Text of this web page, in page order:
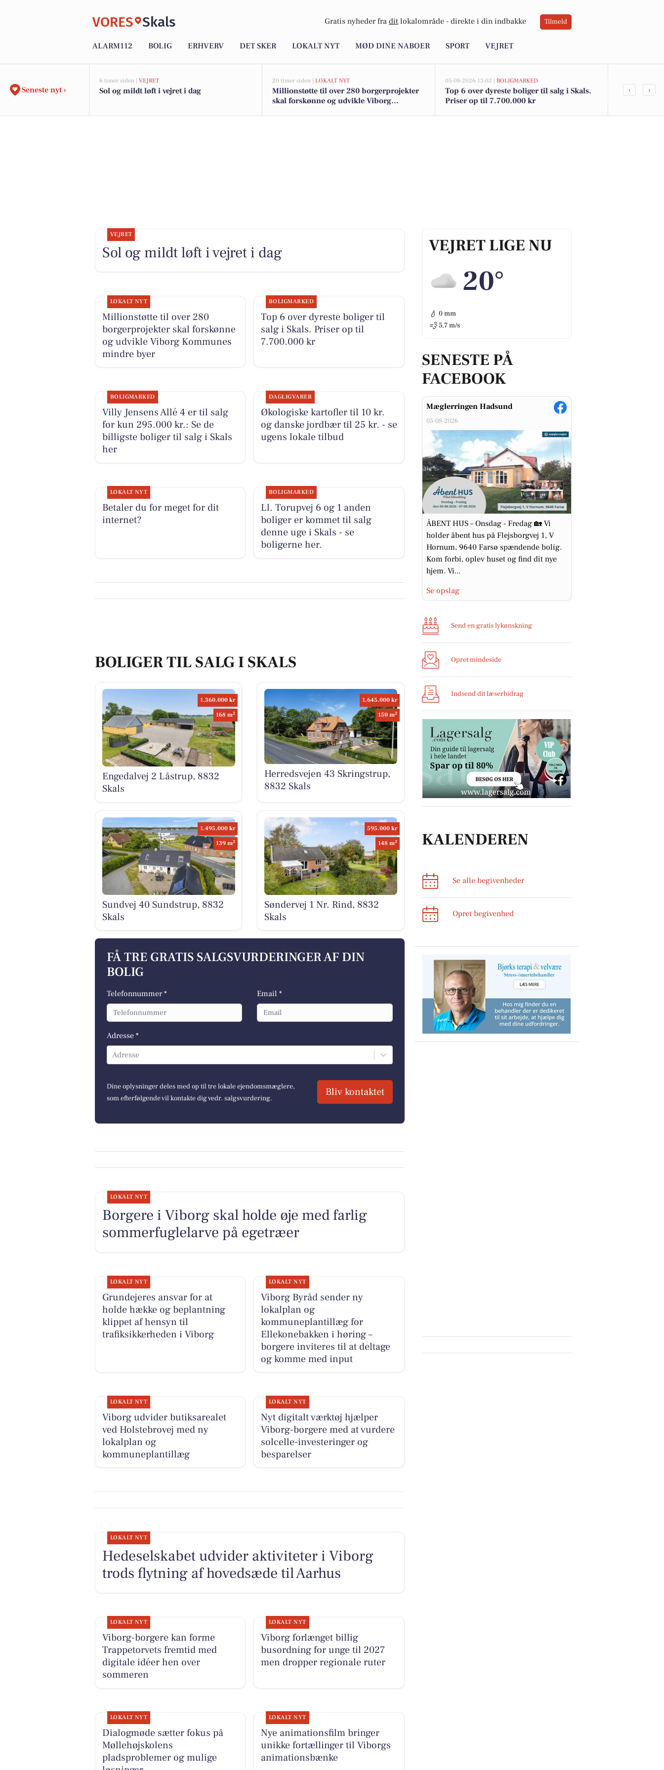
VORES Skals Gratis nyheder fra dit lokalområde - direkte i din indbakke Tilmeld
ALARM112 BOLIG ERHVERV DET SKER LOKALT NYT MØD DINE NABOER SPORT VEJRET
Seneste nyt ›
6 timer siden | VEJRET
Sol og mildt løft i vejret i dag
20 timer siden | LOKALT NYT
Millionstøtte til over 280 borgerprojekter
skal forskønne og udvikle Viborg
05-08-2026 13:02 | BOLIGMARKED
Top 6 over dyreste boliger til salg i Skals.
Priser op til 7.700.000 kr
Økologiske
‹ ›
VEJRET LIGE NU
20°
💧 0 mm
💨 5,7 m/s
SENESTE PÅ
FACEBOOK
Mæglerringen Hadsund
05-08-2026
ÅBENT HUS – Onsdag - Fredag 🏡 Vi
holder åbent hus på Flejsborgvej 1, V
Hornum, 9640 Farsø spændende bolig.
Kom forbi, oplev huset og find dit nye
hjem. Vi...
Se opslag
Send en gratis lykønskning
Opret mindeside
Indsend dit læserbidrag
KALENDEREN
Se alle begivenheder
Opret begivenhed
VEJRET
Sol og mildt løft i vejret i dag
LOKALT NYT
Millionstøtte til over 280
borgerprojekter skal forskønne
og udvikle Viborg Kommunes
mindre byer
BOLIGMARKED
Top 6 over dyreste boliger til
salg i Skals. Priser op til
7.700.000 kr
BOLIGMARKED
Villy Jensens Allé 4 er til salg
for kun 295.000 kr.: Se de
billigste boliger til salg i Skals
her
DAGLIGVARER
Økologiske kartofler til 10 kr.
og danske jordbær til 25 kr. - se
ugens lokale tilbud
LOKALT NYT
Betaler du for meget for dit
internet?
BOLIGMARKED
Ll. Torupvej 6 og 1 anden
boliger er kommet til salg
denne uge i Skals - se
boligerne her.
BOLIGER TIL SALG I SKALS
1.360.000 kr
168 m2
Engedalvej 2 Låstrup, 8832
Skals
1.645.000 kr
150 m2
Herredsvejen 43 Skringstrup,
8832 Skals
1.495.000 kr
139 m2
Sundvej 40 Sundstrup, 8832
Skals
595.000 kr
148 m2
Søndervej 1 Nr. Rind, 8832
Skals
FÅ TRE GRATIS SALGSVURDERINGER AF DIN
BOLIG
Telefonnummer * Email *
Adresse *
Adresse
Dine oplysninger deles med op til tre lokale ejendomsmæglere,
som efterfølgende vil kontakte dig vedr. salgsvurdering.
Bliv kontaktet
LOKALT NYT
Borgere i Viborg skal holde øje med farlig
sommerfuglelarve på egetræer
LOKALT NYT
Grundejeres ansvar for at
holde hække og beplantning
klippet af hensyn til
trafiksikkerheden i Viborg
LOKALT NYT
Viborg Byråd sender ny
lokalplan og
kommuneplantillæg for
Ellekonebakken i høring –
borgere inviteres til at deltage
og komme med input
LOKALT NYT
Viborg udvider butiksarealet
ved Holstebrovej med ny
lokalplan og
kommuneplantillæg
LOKALT NYT
Nyt digitalt værktøj hjælper
Viborg-borgere med at vurdere
solcelle-investeringer og
besparelser
LOKALT NYT
Hedeselskabet udvider aktiviteter i Viborg
trods flytning af hovedsæde til Aarhus
LOKALT NYT
Viborg-borgere kan forme
Trappetorvets fremtid med
digitale idéer hen over
sommeren
LOKALT NYT
Viborg forlænget billig
busordning for unge til 2027
men dropper regionale ruter
LOKALT NYT
Dialogmøde sætter fokus på
Møllehøjskolens
pladsproblemer og mulige
LOKALT NYT
Nye animationsfilm bringer
unikke fortællinger til Viborgs
animationsbænke